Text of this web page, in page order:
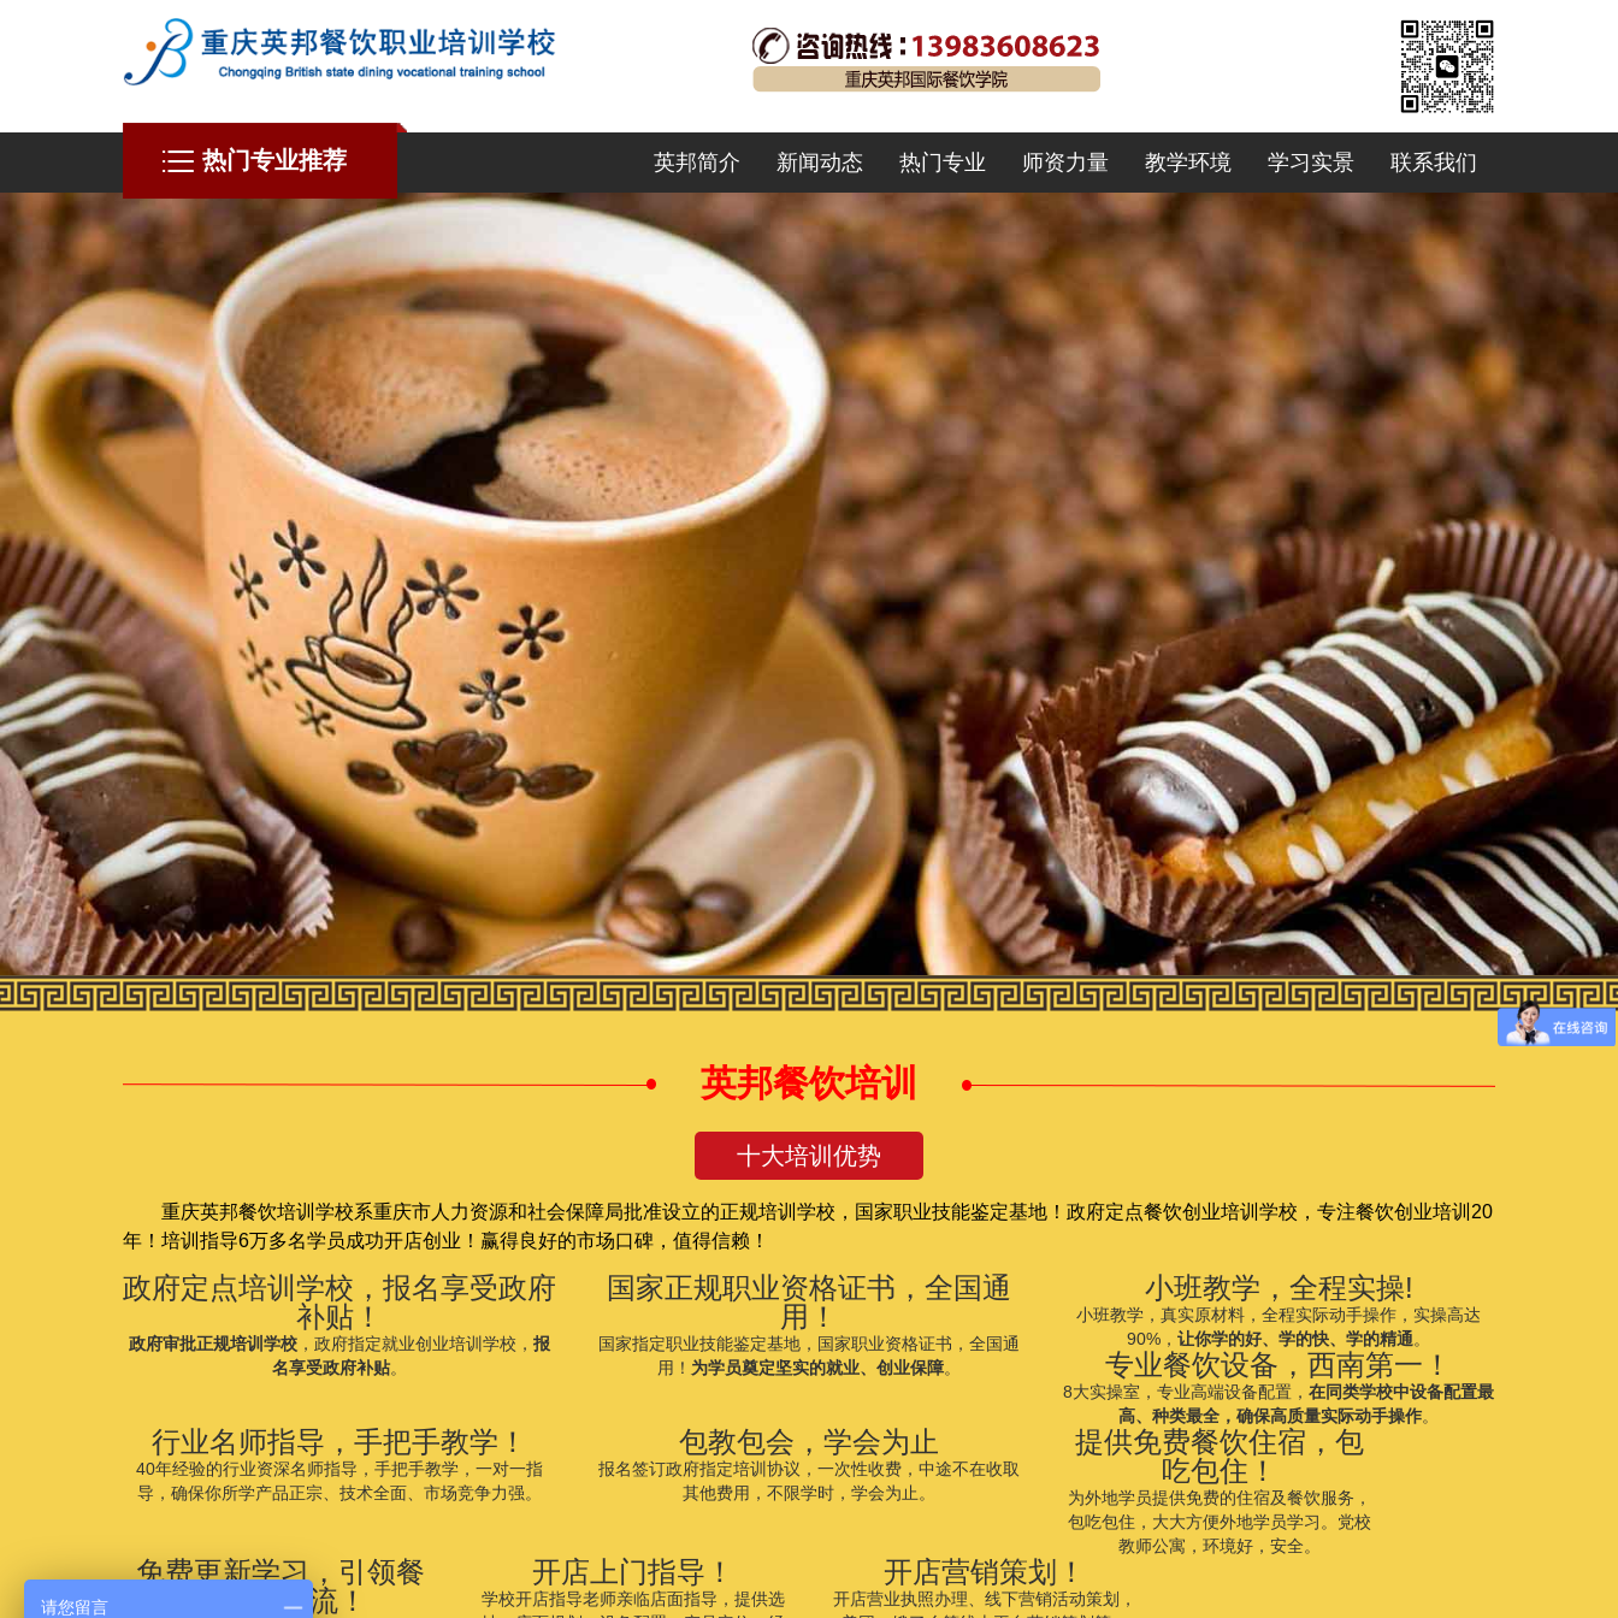
热门专业推荐 英邦简介 新闻动态 热门专业 师资力量 教学环境 学习实景 联系我们
英邦餐饮培训
十大培训优势
重庆英邦餐饮培训学校系重庆市人力资源和社会保障局批准设立的正规培训学校，国家职业技能鉴定基地！政府定点餐饮创业培训学校，专注餐饮创业培训20
年！培训指导6万多名学员成功开店创业！赢得良好的市场口碑，值得信赖！
政府定点培训学校，报名享受政府
补贴！
政府审批正规培训学校 ， 政府指定就业创业培训学校 ， 报
名享受政府补贴。
国家正规职业资格证书，全国通
用！
国家指定职业技能鉴定基地 ，国家职业资格证书，全国通
用！ 为学员奠定坚实的就业、创业保障。
小班教学，全程实操!
小班教学，真实原材料，全程实际动手操作，实操高达
90%， 让你学的好、学的快、学的精通。
专业餐饮设备，西南第一！
8大实操室，专业高端设备配置， 在同类学校中设备配置最
高、种类最全，确保高质量实际动手操作。
行业名师指导，手把手教学！
40年经验的行业资深名师指导，手把手教学，一对一指
导，确保你所学产品正宗、技术全面、市场竞争力强。
包教包会，学会为止
报名签订政府指定培训协议，一次性收费，中途不在收取
其他费用，不限学时，学会为止。
提供免费餐饮住宿，包
吃包住！
为外地学员提供免费的住宿及餐饮服务，
包吃包住，大大方便外地学员学习。党校
教师公寓，环境好，安全。
免费更新学习，引领餐
饮市场潮流！
开店上门指导！
学校开店指导老师亲临店面指导，提供选
开店营销策划！
开店营业执照办理、线下营销活动策划，
请您留言